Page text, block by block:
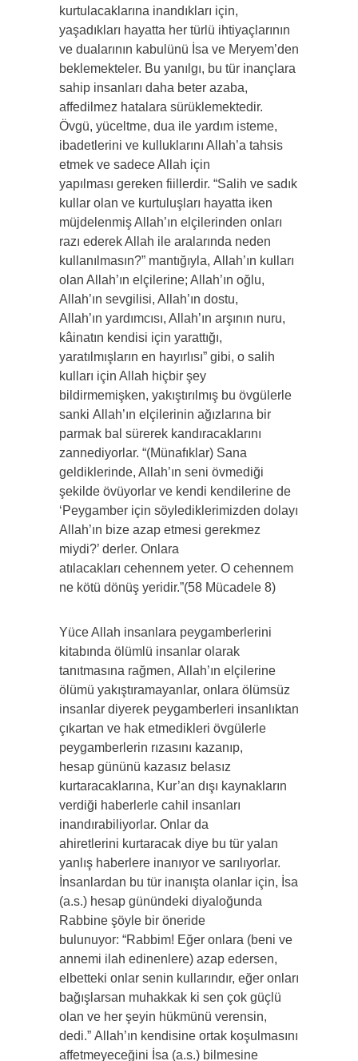
kurtulacaklarına inandıkları için,
yaşadıkları hayatta her türlü ihtiyaçlarının
ve dualarının kabulünü İsa ve Meryem’den
beklemekteler. Bu yanılgı, bu tür inançlara
sahip insanları daha beter azaba,
affedilmez hatalara sürüklemektedir.
Övgü, yüceltme, dua ile yardım isteme,
ibadetlerini ve kulluklarını Allah’a tahsis
etmek ve sadece Allah için
yapılması gereken fiillerdir. “Salih ve sadık
kullar olan ve kurtuluşları hayatta iken
müjdelenmiş Allah’ın elçilerinden onları
razı ederek Allah ile aralarında neden
kullanılmasın?” mantığıyla, Allah’ın kulları
olan Allah’ın elçilerine; Allah’ın oğlu,
Allah’ın sevgilisi, Allah’ın dostu,
Allah’ın yardımcısı, Allah’ın arşının nuru,
kâinatın kendisi için yarattığı,
yaratılmışların en hayırlısı” gibi, o salih
kulları için Allah hiçbir şey
bildirmemişken, yakıştırılmış bu övgülerle
sanki Allah’ın elçilerinin ağızlarına bir
parmak bal sürerek kandıracaklarını
zannediyorlar. “(Münafıklar) Sana
geldiklerinde, Allah’ın seni övmediği
şekilde övüyorlar ve kendi kendilerine de
‘Peygamber için söylediklerimizden dolayı
Allah’ın bize azap etmesi gerekmez
miydi?’ derler. Onlara
atılacakları cehennem yeter. O cehennem
ne kötü dönüş yeridir.”(58 Mücadele 8)
Yüce Allah insanlara peygamberlerini
kitabında ölümlü insanlar olarak
tanıtmasına rağmen, Allah’ın elçilerine
ölümü yakıştıramayanlar, onlara ölümsüz
insanlar diyerek peygamberleri insanlıktan
çıkartan ve hak etmedikleri övgülerle
peygamberlerin rızasını kazanıp,
hesap gününü kazasız belasız
kurtaracaklarına, Kur’an dışı kaynakların
verdiği haberlerle cahil insanları
inandırabiliyorlar. Onlar da
ahiretlerini kurtaracak diye bu tür yalan
yanlış haberlere inanıyor ve sarılıyorlar.
İnsanlardan bu tür inanışta olanlar için, İsa
(a.s.) hesap günündeki diyaloğunda
Rabbine şöyle bir öneride
bulunuyor: “Rabbim! Eğer onlara (beni ve
annemi ilah edinenlere) azap edersen,
elbetteki onlar senin kullarındır, eğer onları
bağışlarsan muhakkak ki sen çok güçlü
olan ve her şeyin hükmünü verensin,
dedi.” Allah’ın kendisine ortak koşulmasını
affetmeyeceğini İsa (a.s.) bilmesine